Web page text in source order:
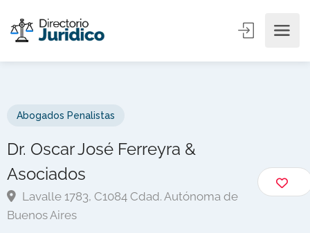
Abogados Penalistas
Dr. Oscar José Ferreyra &
Asociados
Lavalle 1783, C1084 Cdad. Autónoma de
Buenos Aires